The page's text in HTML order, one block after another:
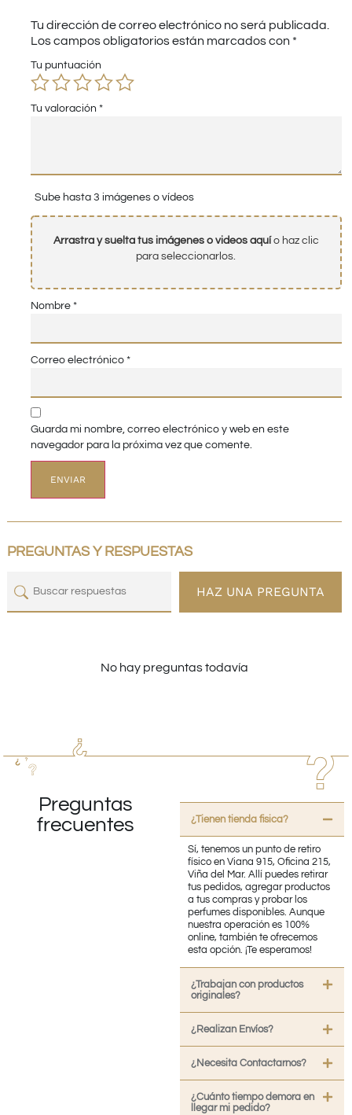
Tu dirección de correo electrónico no será publicada.
Los campos obligatorios están marcados con *
Tu puntuación
Tu valoración *
Sube hasta 3 imágenes o vídeos
Arrastra y suelta tus imágenes o videos aquío haz clic
para seleccionarlos.
Nombre *
Correo electrónico *
Guarda mi nombre, correo electrónico y web en este
navegador para la próxima vez que comente.
PREGUNTAS Y RESPUESTAS
HAZ UNA PREGUNTA
No hay preguntas todavía
Preguntas
frecuentes
¿Tienen tienda fisica?
Sí, tenemos un punto de retiro
físico en Viana 915, Oficina 215,
Viña del Mar. Allí puedes retirar
tus pedidos, agregar productos
a tus compras y probar los
perfumes disponibles. Aunque
nuestra operación es 100%
online, también te ofrecemos
esta opción. ¡Te esperamos!
¿Trabajan con productos
originales?
¿Realizan Envíos?
¿Necesita Contactarnos?
¿Cuánto tiempo demora en
llegar mi pedido?